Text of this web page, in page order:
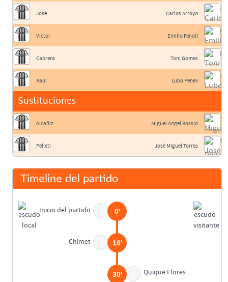
José
Víctor
Cabrera
Raúl
Sustituciones
Alcañiz
Pelleti
Carlos Arroyo
Emilio Fenoll
Toni Gomes
Lubo Penev
Miguel Ángel Bossio
José Miguel Torres
Timeline del partido
Inicio del partido 0'
Chimet 16'
Quique Flores
30'